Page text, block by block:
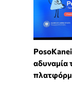
αδυναμία